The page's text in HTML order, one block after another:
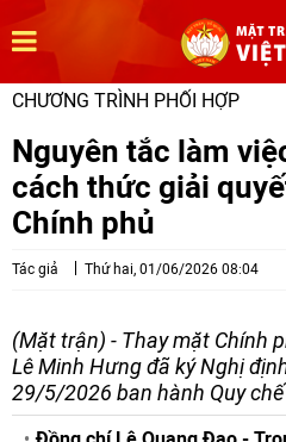
CHƯƠNG TRÌNH PHỐI HỢP
Nguyên tắc làm
cách thức giải
Chính phủ
Tác giả Thứ hai, 01/06/2026 08:04
(Mặt trận) - Thay mặt Chính
Lê Minh Hưng đã ký Nghị
29/5/2026 ban hành Quy